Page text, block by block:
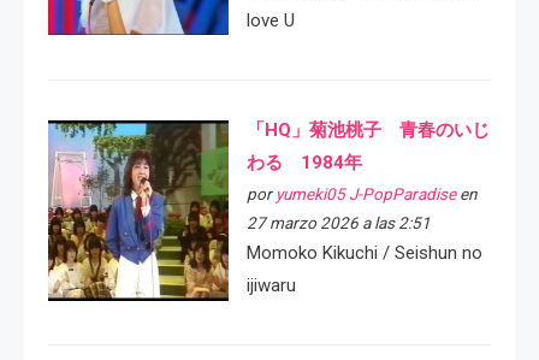
love U
「HQ」菊池桃子 青春のいじ
わる 1984年
por yumeki05 J-PopParadiseen
27 marzo 2026 a las 2:51
Momoko Kikuchi / Seishun no
ijiwaru